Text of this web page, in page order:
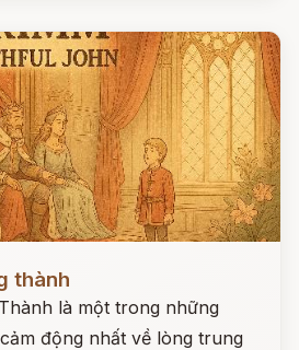
thành
là một trong những
động nhất về lòng trung